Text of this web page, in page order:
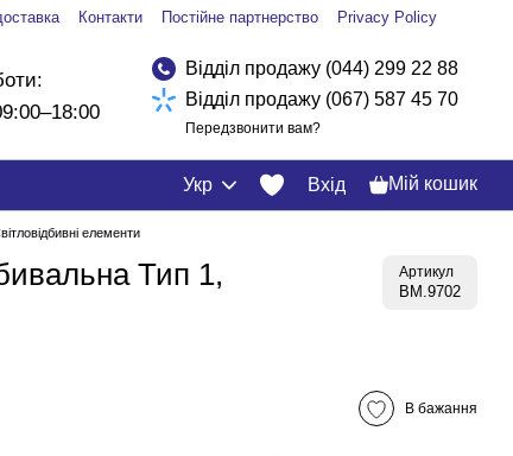
Контакти Постійне партнерство Privacy Policy
Відділ продажу (044) 299 22 88
Відділ продажу (067) 587 45 70
Передзвонити вам?
Укр Вхід Мій кошик
елементи
Тип 1,
Артикул
BM.9702
В бажання